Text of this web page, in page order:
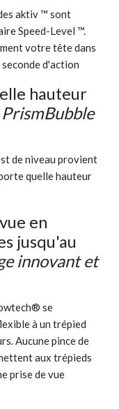
aktiv ™ sont
Speed-Level ™.
votre tête dans
d'action
hauteur
de niveau provient
quelle hauteur
en
jusqu'au
innovant et
se
à un trépied
Aucune pince de
aux trépieds
prise de vue